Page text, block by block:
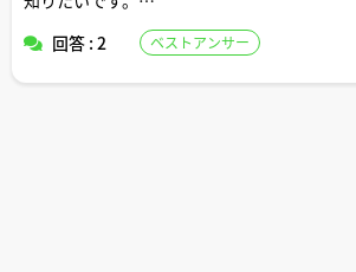
参考になりそうな世帯年収と幸福度に関す
回答 : 2 ベストアンサー